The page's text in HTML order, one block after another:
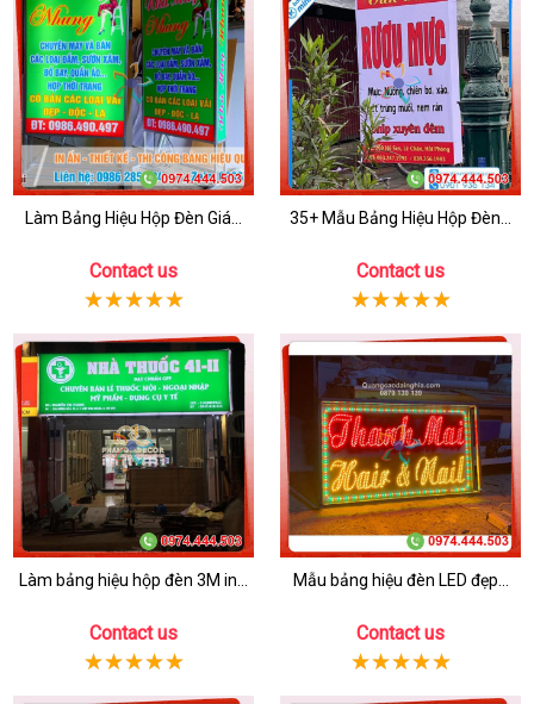
Làm Bảng Hiệu Hộp Đèn Giá...
Contact us
35+ Mẫu Bảng Hiệu Hộp Đèn...
Contact us
Làm bảng hiệu hộp đèn 3M in...
Contact us
Mẫu bảng hiệu đèn LED đẹp...
Contact us